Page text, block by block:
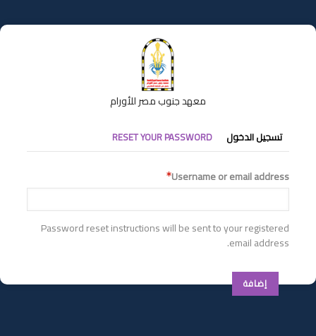
إلى
المحتوى
معهد جنوب مصر للأورام
التبويبات
الأساسية
تسجيل الدخول RESET YOUR PASSWORD
Username or email address
Password reset instructions will be sent to your registered
email address.